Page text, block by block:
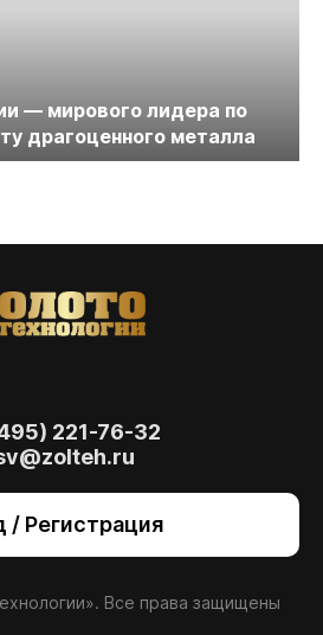
— мирового лидера по
драгоценного металла
221-76-32
/ Регистрация
Все права защищены
сайта и улучшения
на использование